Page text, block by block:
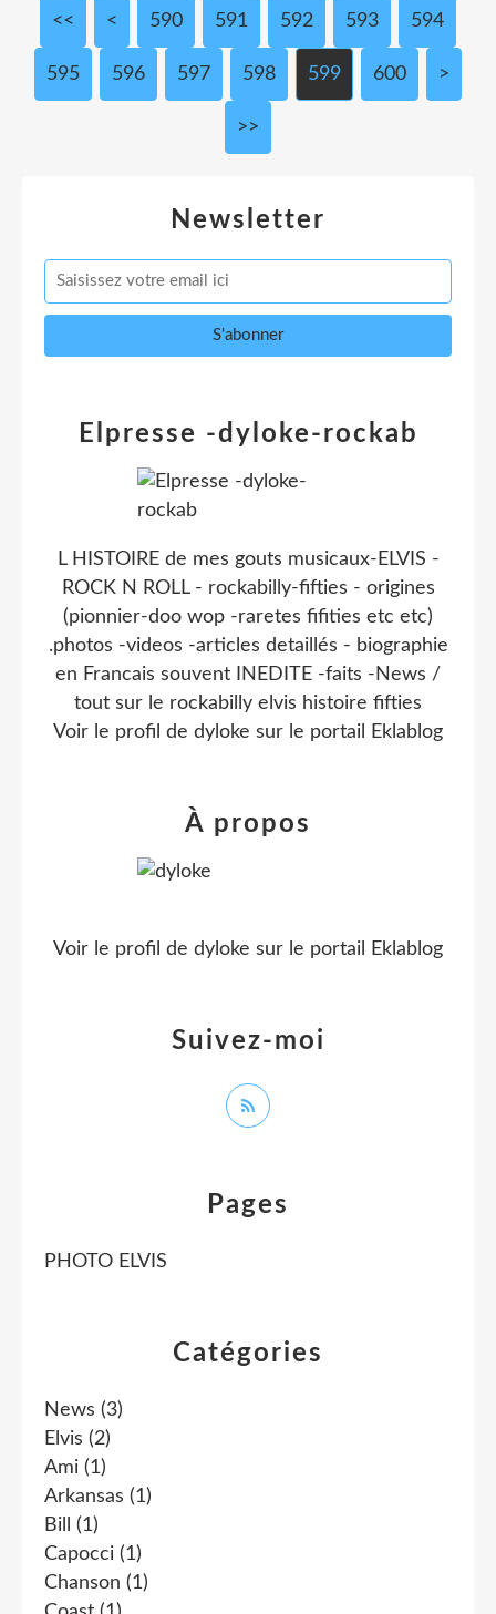
<< < 500
510
520
530
540
550
560
570
580
590 591 592 593 594
595 596 597 598 599 600 700
800
900
1000
1100
1200
1300
1400
1500
1600
1700
1800
1900
2000
2100
2200
2300
2400
2500
2600
2700
2800
2900
3000
>
>>
Newsletter
Catégories
News (3)
Elvis (2)
Ami (1)
Arkansas (1)
Bill
(1)
Capocci (1)
Chanson (1)
Pages
PHOTO ELVIS
Elpresse -dyloke-rockab
L HISTOIRE de mes gouts musicaux-ELVIS -
ROCK N ROLL - rockabilly-fifties - origines
(pionnier-doo wop -raretes fifities etc etc)
.photos -videos -articles detaillés - biographie
en Francais souvent INEDITE -faits -News /
tout sur le rockabilly elvis histoire fifties
Voir le profil de dyloke sur le portail Eklablog
Suivez-moi
À propos
Voir le profil de dyloke sur le portail Eklablog